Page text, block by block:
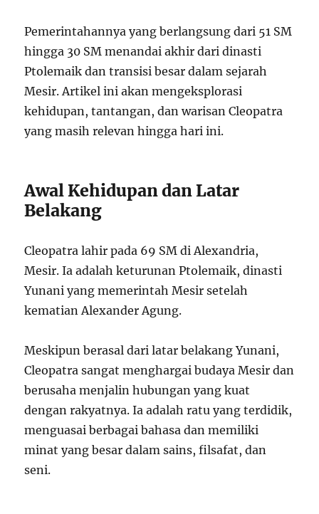
Pemerintahannya yang berlangsung dari 51 SM
hingga 30 SM menandai akhir dari dinasti
Ptolemaik dan transisi besar dalam sejarah
Mesir. Artikel ini akan mengeksplorasi
kehidupan, tantangan, dan warisan Cleopatra
yang masih relevan hingga hari ini.
Awal Kehidupan dan Latar
Belakang
Cleopatra lahir pada 69 SM di Alexandria,
Mesir. Ia adalah keturunan Ptolemaik, dinasti
Yunani yang memerintah Mesir setelah
kematian Alexander Agung.
Meskipun berasal dari latar belakang Yunani,
Cleopatra sangat menghargai budaya Mesir dan
berusaha menjalin hubungan yang kuat
dengan rakyatnya. Ia adalah ratu yang terdidik,
menguasai berbagai bahasa dan memiliki
minat yang besar dalam sains, filsafat, dan
seni.